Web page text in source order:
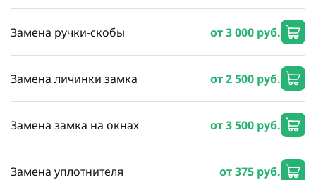
Замена ручки-скобы от 3 000 руб.
Замена личинки замка от 2 500 руб.
Замена замка на окнах от 3 500 руб.
Замена уплотнителя от 375 руб.